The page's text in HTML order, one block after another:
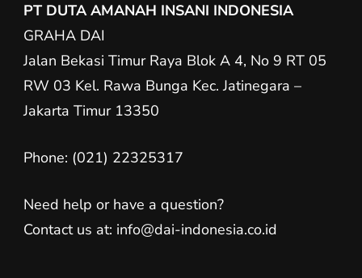
PT DUTA AMANAH INSANI INDONESIA
GRAHA DAI
Jalan Bekasi Timur Raya Blok A 4, No 9 RT 05
RW 03 Kel. Rawa Bunga Kec. Jatinegara –
Jakarta Timur 13350
Phone: (021) 22325317
Need help or have a question?
Contact us at: info@dai-indonesia.co.id